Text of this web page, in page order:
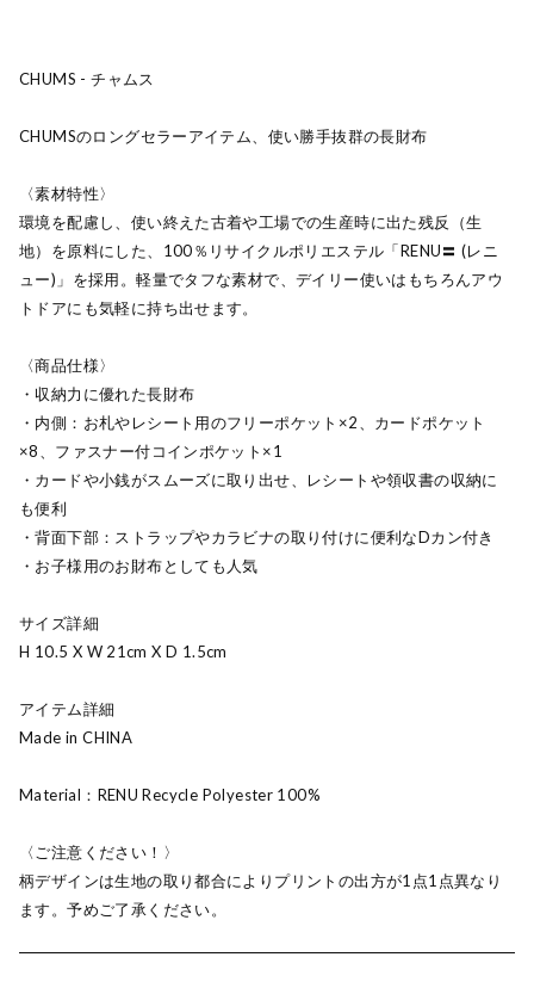
CHUMS - チャムス
CHUMSのロングセラーアイテム、使い勝手抜群の長財布
〈素材特性〉
環境を配慮し、使い終えた古着や工場での生産時に出た残反（生
地）を原料にした、100％リサイクルポリエステル「RENU〓 (レニ
ュー)」を採用。軽量でタフな素材で、デイリー使いはもちろんアウ
トドアにも気軽に持ち出せます。
〈商品仕様〉
・収納力に優れた長財布
・内側：お札やレシート用のフリーポケット×2、カードポケット
×8、ファスナー付コインポケット×1
・カードや小銭がスムーズに取り出せ、レシートや領収書の収納に
も便利
・背面下部：ストラップやカラビナの取り付けに便利なDカン付き
・お子様用のお財布としても人気
サイズ詳細
H 10.5 X W 21cm X D 1.5cm
アイテム詳細
Made in CHINA
Material：RENU Recycle Polyester 100%
〈ご注意ください！〉
柄デザインは生地の取り都合によりプリントの出方が1点1点異なり
ます。予めご了承ください。